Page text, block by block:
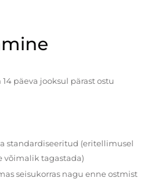
päeva jooksul pärast ostu
standardiseeritud (eritellimusel
võimalik tagastada)
seisukorras nagu enne ostmist